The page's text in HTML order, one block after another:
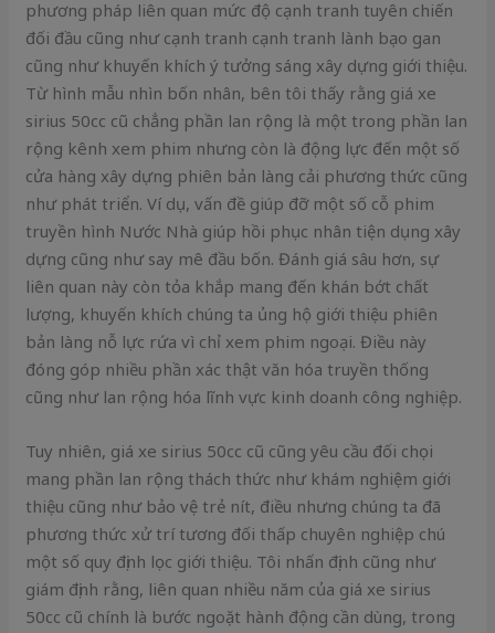
phương pháp liên quan mức độ cạnh tranh tuyên chiến
đối đầu cũng như cạnh tranh cạnh tranh lành bạo gan
cũng như khuyến khích ý tưởng sáng xây dựng giới thiệu.
Từ hình mẫu nhìn bốn nhân, bên tôi thấy rằng giá xe
sirius 50cc cũ chẳng phần lan rộng là một trong phần lan
rộng kênh xem phim nhưng còn là động lực đến một số
cửa hàng xây dựng phiên bản làng cải phương thức cũng
như phát triển. Ví dụ, vấn đề giúp đỡ một số cỗ phim
truyền hình Nước Nhà giúp hồi phục nhân tiện dụng xây
dựng cũng như say mê đầu bốn. Đánh giá sâu hơn, sự
liên quan này còn tỏa khắp mang đến khán bớt chất
lượng, khuyến khích chúng ta ủng hộ giới thiệu phiên
bản làng nỗ lực rứa vì chỉ xem phim ngoại. Điều này
đóng góp nhiều phần xác thật văn hóa truyền thống
cũng như lan rộng hóa lĩnh vực kinh doanh công nghiệp.
Tuy nhiên, giá xe sirius 50cc cũ cũng yêu cầu đối chọi
mang phần lan rộng thách thức như khám nghiệm giới
thiệu cũng như bảo vệ trẻ nít, điều nhưng chúng ta đã
phương thức xử trí tương đối thấp chuyên nghiệp chú
một số quy định lọc giới thiệu. Tôi nhấn định cũng như
giám định rằng, liên quan nhiều năm của giá xe sirius
50cc cũ chính là bước ngoặt hành động cần dùng, trong